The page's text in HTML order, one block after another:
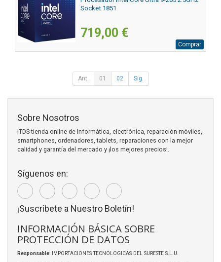
Socket 1851
719,00 €
Comprar
Ant. 01 02 Sig.
Sobre Nosotros
ITDS tienda online de Informática, electrónica, reparación móviles,
smartphones, ordenadores, tablets, reparaciones con la mejor
calidad y garantía del mercado y ¡los mejores precios!.
Síguenos en:
¡Suscríbete a Nuestro Boletín!
INFORMACIÓN BÁSICA SOBRE
PROTECCIÓN DE DATOS
Responsable: IMPORTACIONES TECNOLOGICAS DEL SURESTE S.L.U.